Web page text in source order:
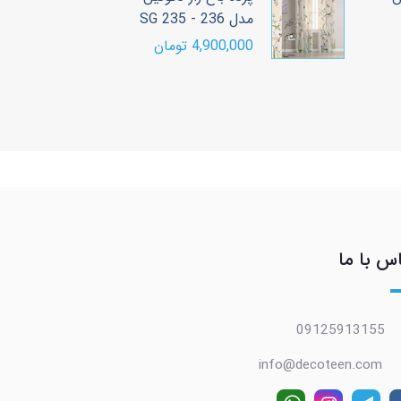
مدل SG 235 - 236
4,900,000 تومان
با ما